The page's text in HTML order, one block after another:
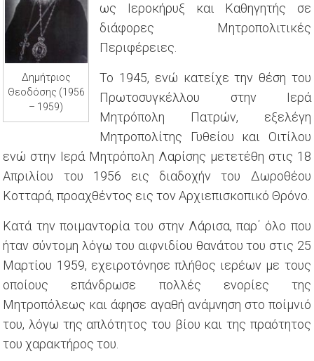
Δημήτριος
Θεοδόσης (1956
– 1959)
ως Ιεροκήρυξ και Καθηγητής σε
διάφορες Μητροπολιτικές
Περιφέρειες.
Το 1945, ενώ κατείχε την θέση του
Πρωτοσυγκέλλου στην Ιερά
Μητρόπολη Πατρών, εξελέγη
Μητροπολίτης Γυθείου και Οιτίλου
ενώ στην Ιερά Μητρόπολη Λαρίσης μετετέθη στις 18
Απριλίου του 1956 εις διαδοχήν του Δωροθέου
Κοτταρά, προαχθέντος εις τον Αρχιεπισκοπικό Θρόνο.
Κατά την ποιμαντορία του στην Λάρισα, παρ΄ όλο που
ήταν σύντομη λόγω του αιφνιδίου θανάτου του στις 25
Μαρτίου 1959, εχειροτόνησε πλήθος ιερέων με τους
οποίους επάνδρωσε πολλές ενορίες της
Μητροπόλεως και άφησε αγαθή ανάμνηση στο ποίμνιό
του, λόγω της απλότητος του βίου και της πραότητος
του χαρακτήρος του.